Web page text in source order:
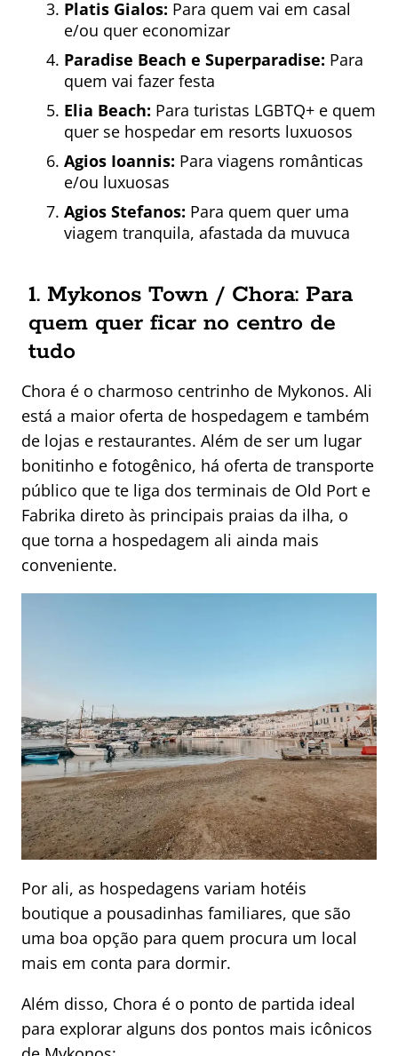
Platis Gialos: Para quem vai em casal
e/ou quer economizar
Paradise Beach e Superparadise: Para
quem vai fazer festa
Elia Beach: Para turistas LGBTQ+ e quem
quer se hospedar em resorts luxuosos
Agios Ioannis: Para viagens românticas
e/ou luxuosas
Agios Stefanos: Para quem quer uma
viagem tranquila, afastada da muvuca
1. Mykonos Town / Chora: Para
quem quer ficar no centro de
tudo
Chora é o charmoso centrinho de Mykonos. Ali
está a maior oferta de hospedagem e também
de lojas e restaurantes. Além de ser um lugar
bonitinho e fotogênico, há oferta de transporte
público que te liga dos terminais de Old Port e
Fabrika direto às principais praias da ilha, o
que torna a hospedagem ali ainda mais
conveniente.
Por ali, as hospedagens variam hotéis
boutique a pousadinhas familiares, que são
uma boa opção para quem procura um local
mais em conta para dormir.
Além disso, Chora é o ponto de partida ideal
para explorar alguns dos pontos mais icônicos